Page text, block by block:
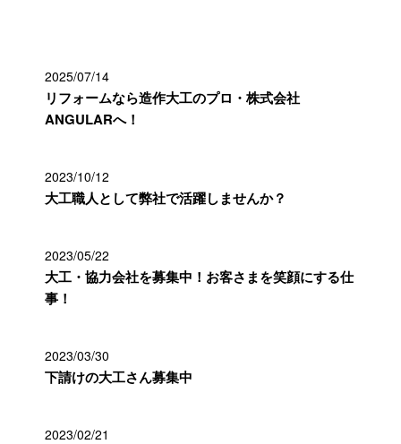
2025/07/14
リフォームなら造作大工のプロ・株式会社
ANGULARへ！
2023/10/12
大工職人として弊社で活躍しませんか？
2023/05/22
大工・協力会社を募集中！お客さまを笑顔にする仕
事！
2023/03/30
下請けの大工さん募集中
2023/02/21